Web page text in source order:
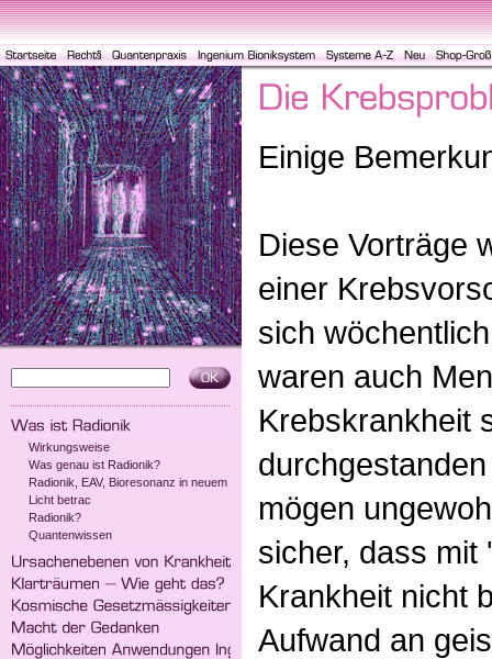
Wirkungsweise
Was genau ist Radionik?
Radionik, EAV, Bioresonanz in neuem
Licht betrac
Radionik?
Quantenwissen
Einige
Diese Vorträge
einer
sich
waren auch
Krebskrankheit
mögen
sicher, dass mit
Krankheit nicht
Aufwand an